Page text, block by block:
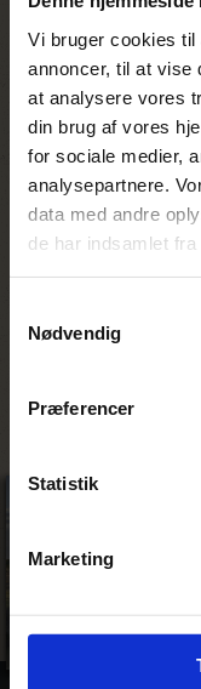
Vi bruger cookies
annoncer, til at vise
at analysere vores
din brug af vores
for sociale medier,
analysepartnere.
data med andre
de har indsamlet
Nødvendig
Præferencer
Statistik
Marketing
Efter hygge
blev jeg vist
til rette i
Pludselig
teltet. Det
det var et
nærmest op
sove. Jeg
tungt, og jeg
fantastisk
historie til
sagde, at